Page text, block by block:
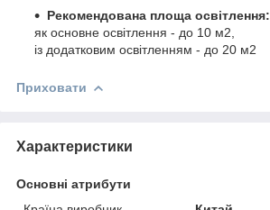
Рекомендована площа освітлення:
як основне освітлення - до 10 м2,
із додатковим освітленням - до 20 м2
Приховати
Характеристики
Основні атрибути